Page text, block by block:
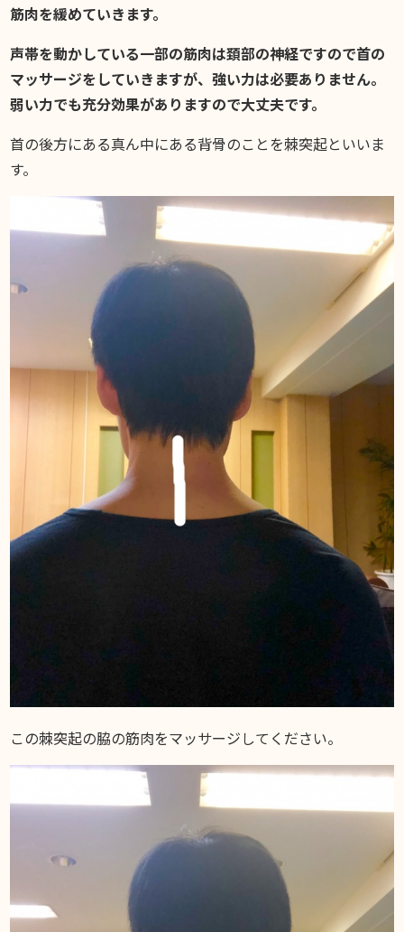
筋肉を緩めていきます。
声帯を動かしている一部の筋肉は頚部の神経ですので首の
マッサージをしていきますが、強い力は必要ありません。
弱い力でも充分効果がありますので大丈夫です。
首の後方にある真ん中にある背骨のことを棘突起といいま
す。
この棘突起の脇の筋肉をマッサージしてください。